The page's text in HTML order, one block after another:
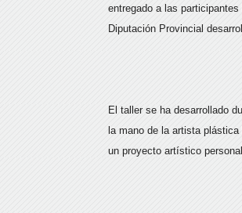
entregado a las
Diputación Provincial
El taller se ha desarrollado
la mano de la artista
un proyecto artístico